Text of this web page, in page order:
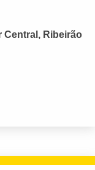
Central, Ribeirão